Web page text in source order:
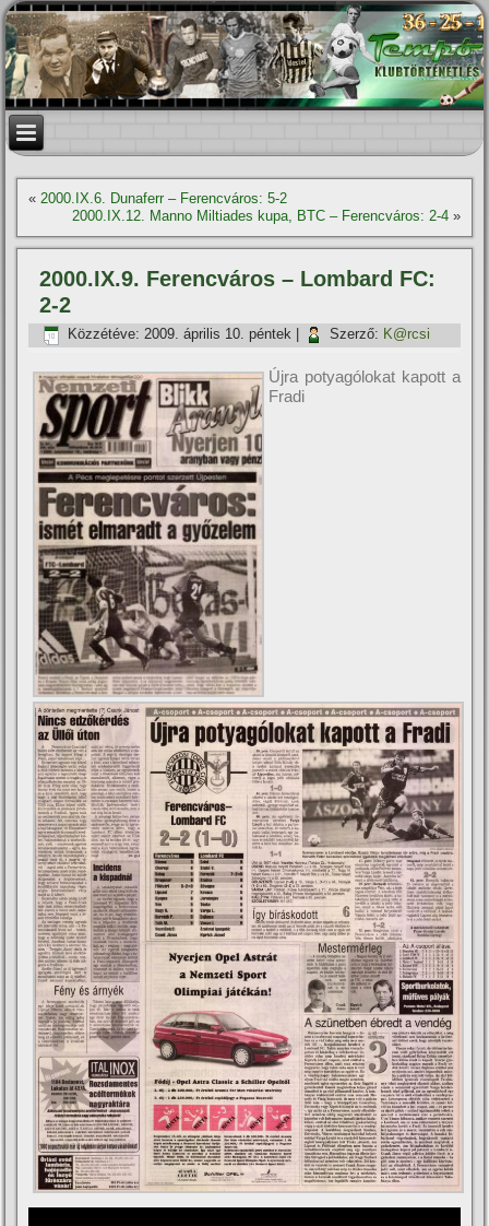
«2000.IX.6. Dunaferr – Ferencváros: 5-2
2000.IX.12. Manno Miltiades kupa, BTC – Ferencváros: 2-4»
2000.IX.9. Ferencváros – Lombard FC:
2-2
Közzétéve: 2009. április 10. péntek Szerző: K@rcsi
Újra potyagólokat kapott a
Fradi